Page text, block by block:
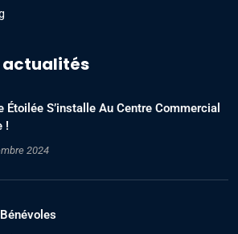
actualités
Étoilée S’installe Au Centre Commercial
!
2024